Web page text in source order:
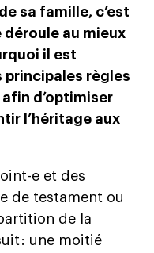
sa famille, c’est
déroule au mieux
il est
règles
d’optimiser
l’héritage aux
e et des
de testament ou
de la
: une moitié